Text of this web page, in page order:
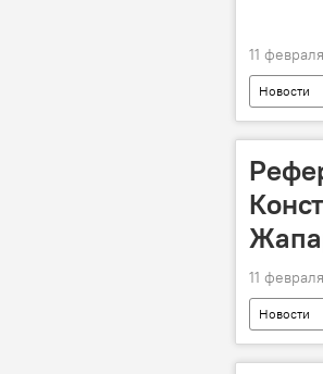
11
Новости
11
Новости